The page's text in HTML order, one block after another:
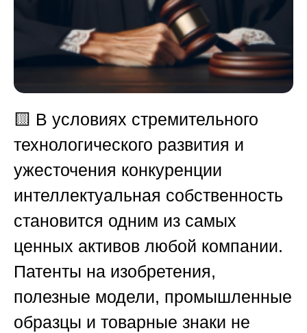
🟨 В условиях стремительного
технологического развития и
ужесточения конкуренции
интеллектуальная собственность
становится одним из самых
ценных активов любой компании.
Патенты на изобретения,
полезные модели, промышленные
образцы и товарные знаки не